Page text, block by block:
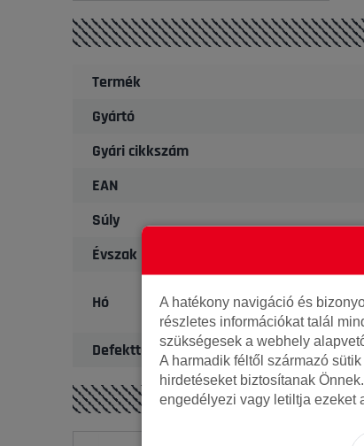
Termék
Gyártó
Gyári cikkszám
EAN
Súly
Évszak
Hó
Defekttűrő
A hatékony navigáció és
részletes információkat talál
szükségesek a webhely
A harmadik féltől származó
hirdetéseket biztosítanak
engedélyezi vagy letiltja ezeket